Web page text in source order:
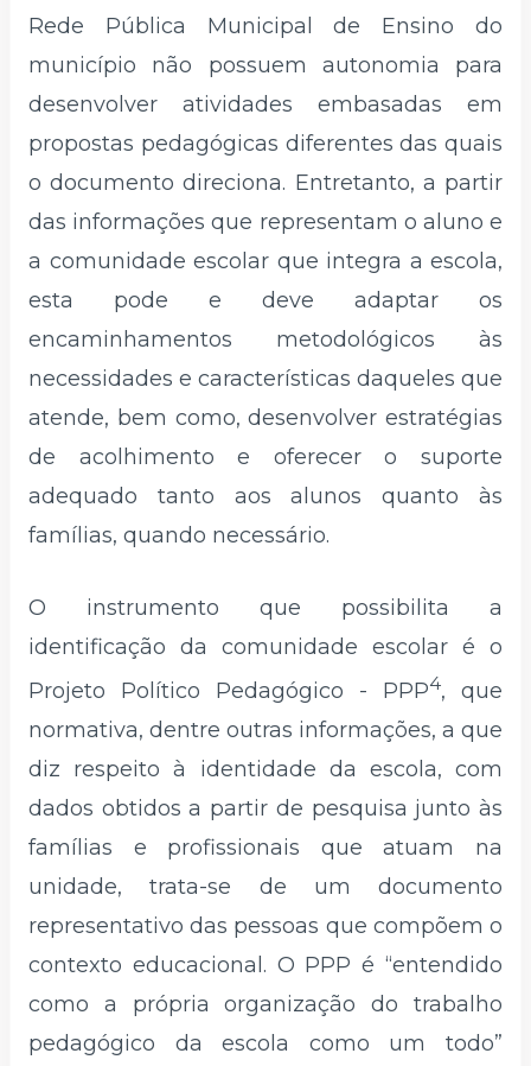
Rede Pública Municipal de Ensino do
município não possuem autonomia para
desenvolver atividades embasadas em
propostas pedagógicas diferentes das quais
o documento direciona. Entretanto, a partir
das informações que representam o aluno e
a comunidade escolar que integra a escola,
esta pode e deve adaptar os
encaminhamentos metodológicos às
necessidades e características daqueles que
atende, bem como, desenvolver estratégias
de acolhimento e oferecer o suporte
adequado tanto aos alunos quanto às
famílias, quando necessário.
O instrumento que possibilita a
identificação da comunidade escolar é o
Projeto Político Pedagógico - PPP4, que
normativa, dentre outras informações, a que
diz respeito à identidade da escola, com
dados obtidos a partir de pesquisa junto às
famílias e profissionais que atuam na
unidade, trata-se de um documento
representativo das pessoas que compõem o
contexto educacional. O PPP é “entendido
como a própria organização do trabalho
pedagógico da escola como um todo”